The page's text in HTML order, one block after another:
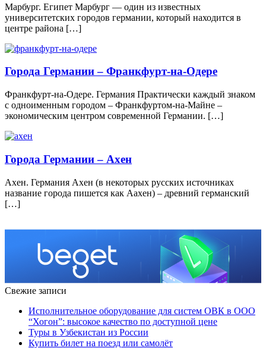
Марбург. Египет Марбург — один из известных
университетских городов германии, который находится в
центре района […]
Города Германии – Франкфурт-на-Одере
Франкфурт-на-Одере. Германия Практически каждый знаком
с одноименным городом – Франкфуртом-на-Майне –
экономическим центром современной Германии. […]
Города Германии – Ахен
Ахен. Германия Ахен (в некоторых русских источниках
название города пишется как Аахен) – древний германский
[…]
Свежие записи
Исполнительное оборудование для систем ОВК в ООО
“Хогон”: высокое качество по доступной цене
Туры в Узбекистан из России
Купить билет на поезд или самолёт